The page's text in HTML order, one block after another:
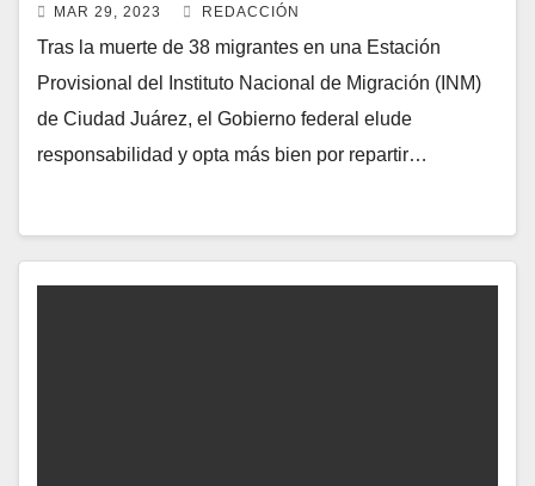
MAR 29, 2023 REDACCIÓN
Tras la muerte de 38 migrantes en una Estación
Provisional del Instituto Nacional de Migración (INM)
de Ciudad Juárez, el Gobierno federal elude
responsabilidad y opta más bien por repartir…